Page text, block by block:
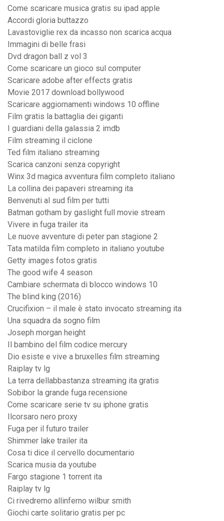
Come scaricare musica gratis su ipad apple
Accordi gloria buttazzo
Lavastoviglie rex da incasso non scarica acqua
Immagini di belle frasi
Dvd dragon ball z vol 3
Come scaricare un gioco sul computer
Scaricare adobe after effects gratis
Movie 2017 download bollywood
Scaricare aggiornamenti windows 10 offline
Film gratis la battaglia dei giganti
I guardiani della galassia 2 imdb
Film streaming il ciclone
Ted film italiano streaming
Scarica canzoni senza copyright
Winx 3d magica avventura film completo italiano
La collina dei papaveri streaming ita
Benvenuti al sud film per tutti
Batman gotham by gaslight full movie stream
Vivere in fuga trailer ita
Le nuove avventure di peter pan stagione 2
Tata matilda film completo in italiano youtube
Getty images fotos gratis
The good wife 4 season
Cambiare schermata di blocco windows 10
The blind king (2016)
Crucifixion – il male è stato invocato streaming ita
Una squadra da sogno film
Joseph morgan height
Il bambino del film codice mercury
Dio esiste e vive a bruxelles film streaming
Raiplay tv lg
La terra dellabbastanza streaming ita gratis
Sobibor la grande fuga recensione
Come scaricare serie tv su iphone gratis
Ilcorsaro nero proxy
Fuga per il futuro trailer
Shimmer lake trailer ita
Cosa ti dice il cervello documentario
Scarica musia da youtube
Fargo stagione 1 torrent ita
Raiplay tv lg
Ci rivedremo allinferno wilbur smith
Giochi carte solitario gratis per pc